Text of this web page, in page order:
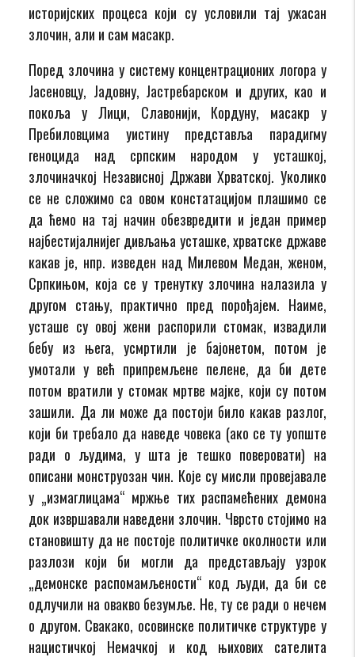
историјских процеса који су условили тај ужасан
злочин, али и сам масакр.
Поред злочина у систему концентрационих логора у
Јасеновцу, Јадовну, Јастребарском и других, као и
покоља у Лици, Славонији, Кордуну, масакр у
Пребиловцима уистину представља парадигму
геноцида над српским народом у усташкој,
злочиначкој Независној Држави Хрватској. Уколико
се не сложимо са овом констатацијом плашимо се
да ћемо на тај начин обезвредити и један пример
најбестијалнијег дивљања усташке, хрватске државе
какав је, нпр. изведен над Милевом Медан, женом,
Српкињом, која се у тренутку злочина налазила у
другом стању, практично пред порођајем. Наиме,
усташе су овој жени распорили стомак, извадили
бебу из њега, усмртили је бајонетом, потом је
умотали у већ припремљене пелене, да би дете
потом вратили у стомак мртве мајке, који су потом
зашили. Да ли може да постоји било какав разлог,
који би требало да наведе човека (ако се ту уопште
ради о људима, у шта је тешко поверовати) на
описани монструозан чин. Које су мисли провејавале
у „измаглицама“ мржње тих распамећених демона
док извршавали наведени злочин. Чврсто стојимо на
становишту да не постоје политичке околности или
разлози који би могли да представљају узрок
„демонске распомамљености“ код људи, да би се
одлучили на овакво безумље. Не, ту се ради о нечем
о другом. Свакако, осовинске политичке структуре у
нацистичкој Немачкој и код њихових сателита